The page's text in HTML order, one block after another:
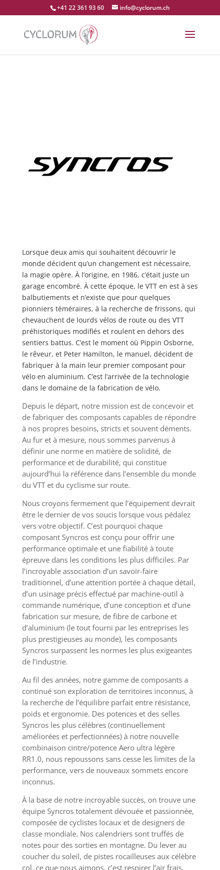
+41 22 361 93 60 info@cyclorum.ch
Lorsque deux amis qui souhaitent découvrir le
monde décident qu’un changement est nécessaire,
la magie opère. À l’origine, en 1986, c’était juste un
garage encombré. À cette époque, le VTT en est à ses
balbutiements et n’existe que pour quelques
pionniers téméraires, à la recherche de frissons, qui
chevauchent de lourds vélos de route ou des VTT
préhistoriques modifiés et roulent en dehors des
sentiers battus. C’est le moment où Pippin Osborne,
le rêveur, et Peter Hamilton, le manuel, décident de
fabriquer à la main leur premier composant pour
vélo en aluminium. C’est l’arrivée de la technologie
dans le domaine de la fabrication de vélo.
Depuis le départ, notre mission est de concevoir et
de fabriquer des composants capables de répondre
à nos propres besoins, stricts et souvent déments.
Au fur et à mesure, nous sommes parvenus à
définir une norme en matière de solidité, de
performance et de durabilité, qui constitue
aujourd’hui la référence dans l’ensemble du monde
du VTT et du cyclisme sur route.
Nous croyons fermement que l’équipement devrait
être le dernier de vos soucis lorsque vous pédalez
vers votre objectif. C’est pourquoi chaque
composant Syncros est conçu pour offrir une
performance optimale et une fiabilité à toute
épreuve dans les conditions les plus difficiles. Par
l’incroyable association d’un savoir-faire
traditionnel, d’une attention portée à chaque détail,
d’un usinage précis effectué par machine-outil à
commande numérique, d’une conception et d’une
fabrication sur mesure, de fibre de carbone et
d’aluminium (le tout fourni par les entreprises les
plus prestigieuses au monde), les composants
Syncros surpassent les normes les plus exigeantes
de l’industrie.
Au fil des années, notre gamme de composants a
continué son exploration de territoires inconnus, à
la recherche de l’équilibre parfait entre résistance,
poids et ergonomie. Des potences et des selles
Syncros les plus célèbres (continuellement
améliorées et perfectionnées) à notre nouvelle
combinaison cintre/potence Aero ultra légère
RR1.0, nous repoussons sans cesse les limites de la
performance, vers de nouveaux sommets encore
inconnus.
À la base de notre incroyable succès, on trouve une
équipe Syncros totalement dévouée et passionnée,
composée de cyclistes locaux et de designers de
classe mondiale. Nos calendriers sont truffés de
notes pour des sorties en montagne. Du lever au
coucher du soleil, de pistes rocailleuses aux célèbre
col, ce que nous aimons, c’est respirer l’air frais.